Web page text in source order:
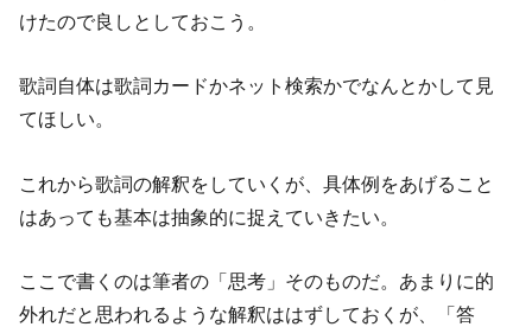
けたので良しとしておこう。
歌詞自体は歌詞カードかネット検索かでなんとかして見
てほしい。
これから歌詞の解釈をしていくが、具体例をあげること
はあっても基本は抽象的に捉えていきたい。
ここで書くのは筆者の「思考」そのものだ。あまりに的
外れだと思われるような解釈ははずしておくが、「答